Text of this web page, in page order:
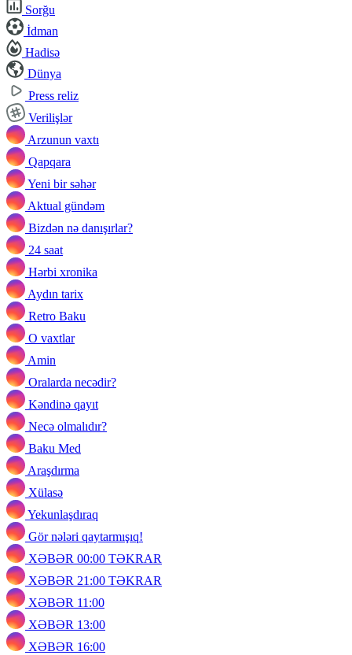
Sorğu
İdman
Hadisə
Dünya
Press reliz
Verilişlər
Arzunun vaxtı
Qapqara
Yeni bir səhər
Aktual gündəm
Bizdən nə danışırlar?
24 saat
Hərbi xronika
Aydın tarix
Retro Baku
O vaxtlar
Amin
Oralarda necədir?
Kəndinə qayıt
Necə olmalıdır?
Baku Med
Araşdırma
Xülasə
Yekunlaşdıraq
Gör nələri qaytarmışıq!
XƏBƏR 00:00 TƏKRAR
XƏBƏR 21:00 TƏKRAR
XƏBƏR 11:00
XƏBƏR 13:00
XƏBƏR 16:00